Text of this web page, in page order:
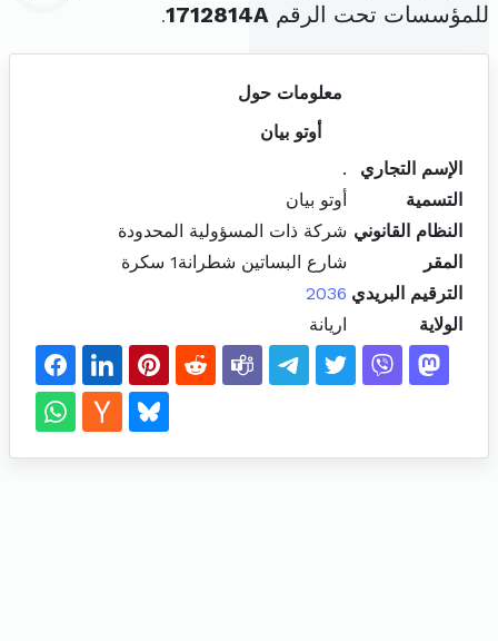
للمؤسسات تحت الرقم 1712814A
.
معلومات حول
أوتو بيان
الإسم التجاري
.
التسمية
أوتو بيان
النظام القانوني شركة ذات المسؤولية المحدودة
المقر
شارع البساتين شطرانة1 سكرة
الترقيم البريدي 2036
الولاية
اريانة